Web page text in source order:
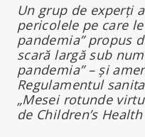
Un grup de experți
pericolele pe care
pandemia” propus
scară largă sub
pandemia” – și
Regulamentul
„Mesei rotunde
de Children’s